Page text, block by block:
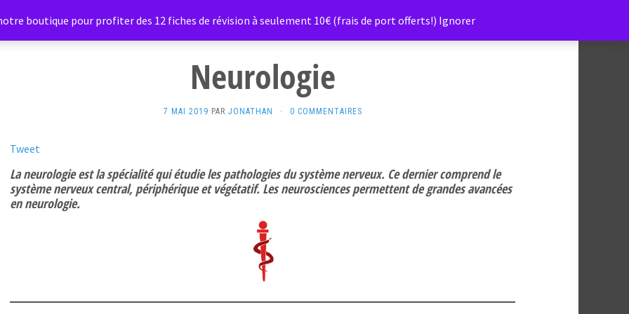
Neurologie
7 MAI 2019 PAR JONATHAN · 0 COMMENTAIRES
Tweet
La neurologie est la spécialité qui étudie les pathologies du système nerveux. Ce dernier comprend le
système nerveux central, périphérique et végétatif. Les neurosciences permettent de grandes avancées
en neurologie.
boutique pour profiter des 12 fiches de révision à seulement 10€ (frais de port offerts!) Ignorer